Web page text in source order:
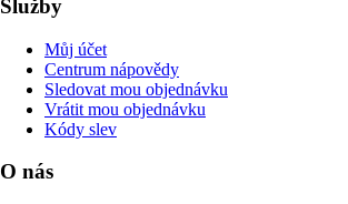
Služby
Můj účet
Centrum nápovědy
Sledovat mou objednávku
Vrátit mou objednávku
Kódy slev
O nás